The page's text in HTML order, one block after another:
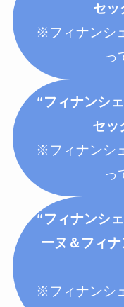
セッ
※フィナンシ
っ
“フィナンシ
セッ
※フィナンシ
っ
“フィナンシ
ーヌ＆フィ
※フィナンシ